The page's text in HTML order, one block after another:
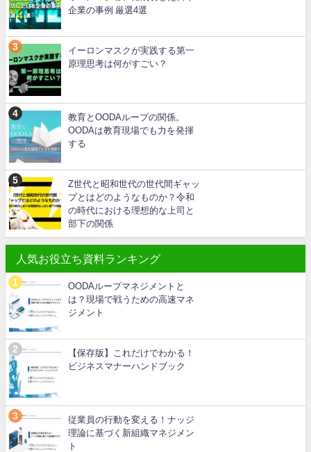
企業の事例 厳選4選
イーロンマスクが実践する第一
原理思考は何がすごい？
教育とOODAループの関係。
OODAは教育現場でも力を発揮
する
Z世代と昭和世代の世代間ギャッ
プとはどのようなものか？令和
の時代における理想的な上司と
部下の関係
人気お役立ち資料ランキング
OODAループマネジメントと
は？現場で戦うための高速マネ
ジメント
【保存版】これだけでわかる！
ビジネスマナーハンドブック
従業員の行動を変える！ナッジ
理論に基づく新組織マネジメン
ト